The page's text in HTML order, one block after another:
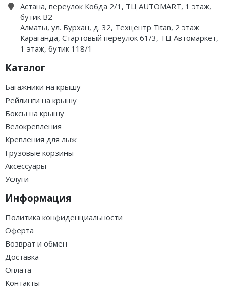
Астана, переулок Кобда 2/1, ТЦ AUTOMART, 1 этаж,
бутик B2
Алматы, ул. Бурхан, д. 32, Техцентр Titan, 2 этаж
Караганда, Стартовый переулок 61/3, ТЦ Автомаркет,
1 этаж, бутик 118/1
Каталог
Багажники на крышу
Рейлинги на крышу
Боксы на крышу
Велокрепления
Крепления для лыж
Грузовые корзины
Аксессуары
Услуги
Информация
Политика конфиденциальности
Оферта
Возврат и обмен
Доставка
Оплата
Контакты